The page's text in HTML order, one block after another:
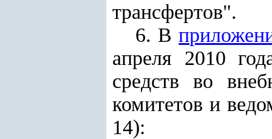
трансфертов".
6. В
апреля 2010
средств во
комитетов и
14):